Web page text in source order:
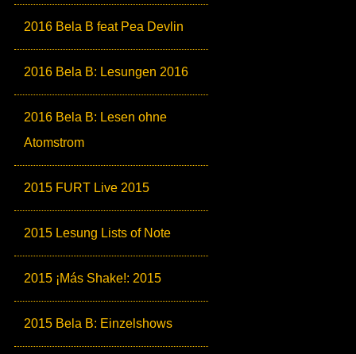
2016 Bela B feat Pea Devlin
2016 Bela B: Lesungen 2016
2016 Bela B: Lesen ohne
Atomstrom
2015 FURT Live 2015
2015 Lesung Lists of Note
2015 ¡Más Shake!: 2015
2015 Bela B: Einzelshows